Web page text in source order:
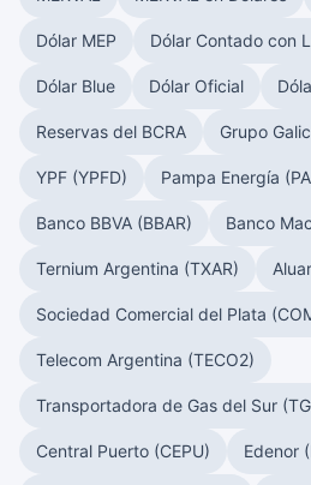
Dólar MEP Dólar Contado con
Dólar Blue Dólar Oficial
Reservas del BCRA Grupo
YPF (YPFD) Pampa Energía
Banco BBVA (BBAR) Banco
Ternium Argentina (TXAR)
Sociedad Comercial del Plata
Telecom Argentina (TECO2)
Transportadora de Gas del Sur
Central Puerto (CEPU) Edenor